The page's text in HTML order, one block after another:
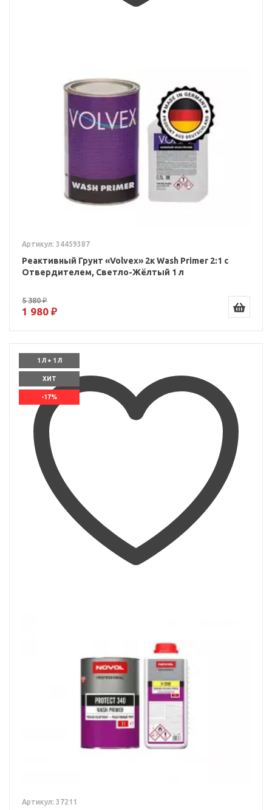
Артикул: 34459387
Реактивный Грунт «Volvex» 2к Wash Primer 2:1 с
Отвердителем, Светло-Жёлтый 1 л
5 380 ₽
1 980 ₽
1 Л + 1 Л
ХИТ
-17%
Артикул: 37211